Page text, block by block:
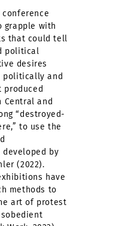
grapple with
that could tell
political
desires
politically and
Central and
“destroyed-
to use the
by
(2022).
have
methods to
art of protest